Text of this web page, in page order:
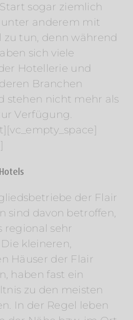
sogar ziemlich
anderem mit
zu tun, denn während
sich viele
Hotellerie und
Branchen
stehen nicht mehr als
Verfügung.
der Flair
sind davon betroffen,
regional sehr
kleineren,
Häuser der Flair
haben fast ein
zu den meisten
In der Regel leben